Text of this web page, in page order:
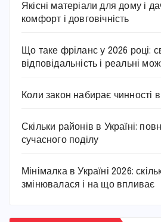
Якісні матеріали для дому і
комфорт і довговічність
Що таке фріланс у 2026 році:
відповідальність і реальні
Коли закон набирає чинності в
Скільки районів в Україні:
сучасного поділу
Мінімалка в Україні 2026:
змінювалася і на що впливає